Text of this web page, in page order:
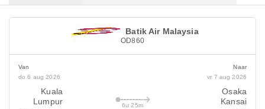
Batik Air Malaysia
OD860
Van
do 6 aug 2026
Kuala
Lumpur
6u 25m
Naar
vr 7 aug 2026
Osaka
Kansai